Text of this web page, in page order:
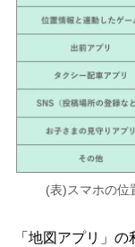
(表)スマホの位
「地図アプリ」